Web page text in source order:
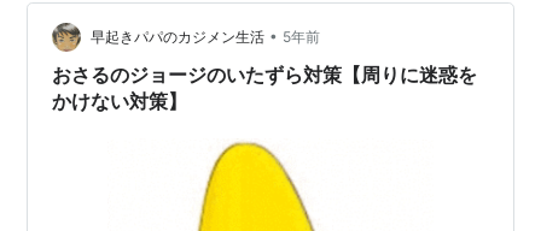
早起きパパのカジメン生活 • 5年前
おさるのジョージのいたずら対策【周りに迷惑を
かけない対策】